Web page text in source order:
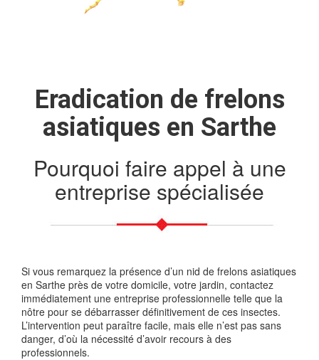
Eradication de frelons
asiatiques en Sarthe
Pourquoi faire appel à une
entreprise spécialisée
Si vous remarquez la présence d’un nid de frelons asiatiques
en Sarthe près de votre domicile, votre jardin, contactez
immédiatement une entreprise professionnelle telle que la
nôtre pour se débarrasser définitivement de ces insectes.
L’intervention peut paraître facile, mais elle n’est pas sans
danger, d’où la nécessité d’avoir recours à des
professionnels.